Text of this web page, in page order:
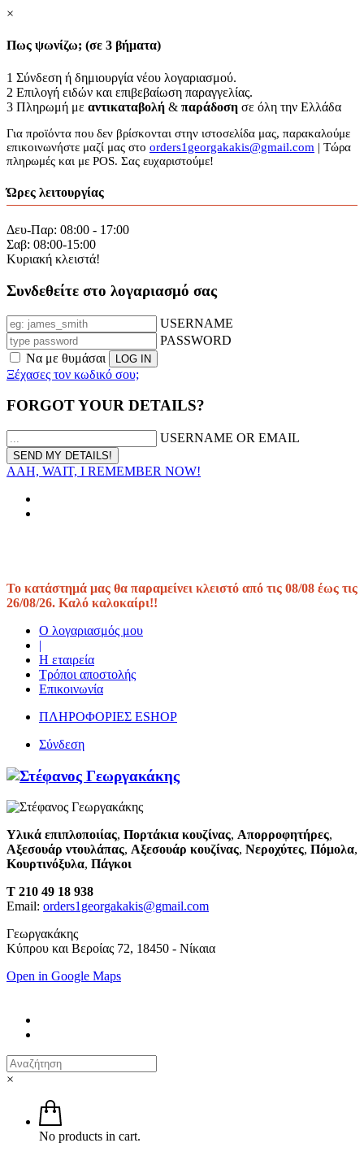
×
Πως ψωνίζω; (σε 3 βήματα)
1 Σύνδεση ή δημιουργία νέου λογαριασμού.
2 Επιλογή ειδών και επιβεβαίωση παραγγελίας.
3 Πληρωμή με αντικαταβολή & παράδοση σε όλη την Ελλάδα
Για προϊόντα που δεν βρίσκονται στην ιστοσελίδα μας, παρακαλούμε
επικοινωνήστε μαζί μας στο orders1georgakakis@gmail.com | Τώρα
πληρωμές και με POS. Σας ευχαριστούμε!
Ώρες λειτουργίας
Δευ-Παρ: 08:00 - 17:00
Σαβ: 08:00-15:00
Κυριακή κλειστά!
Συνδεθείτε στο λογαριασμό σας
USERNAME
PASSWORD
Να με θυμάσαι
Ξέχασες τον κωδικό σου;
FORGOT YOUR DETAILS?
USERNAME OR EMAIL
AAH, WAIT, I REMEMBER NOW!
Το κατάστημά μας θα παραμείνει κλειστό από τις 08/08 έως τις
26/08/26. Καλό καλοκαίρι!!
Ο λογαριασμός μου
|
Η εταιρεία
Τρόποι αποστολής
Επικοινωνία
ΠΛΗΡΟΦΟΡΙΕΣ ESHOP
Σύνδεση
Υλικά επιπλοποιίας, Πορτάκια κουζίνας, Απορροφητήρες,
Αξεσουάρ ντουλάπας, Αξεσουάρ κουζίνας, Νεροχύτες, Πόμολα,
Κουρτινόξυλα, Πάγκοι
T 210 49 18 938
Email: orders1georgakakis@gmail.com
Γεωργακάκης
Κύπρου και Βεροίας 72, 18450 - Νίκαια
Open in Google Maps
×
No products in cart.